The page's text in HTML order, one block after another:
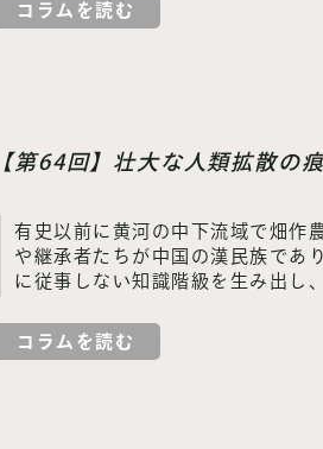
コラムを読む
【第64回】壮大な人類拡散の
有史以前に黄河の中下流域で畑作
や継承者たちが中国の漢民族であ
に従事しない知識階級を生み出し
コラムを読む